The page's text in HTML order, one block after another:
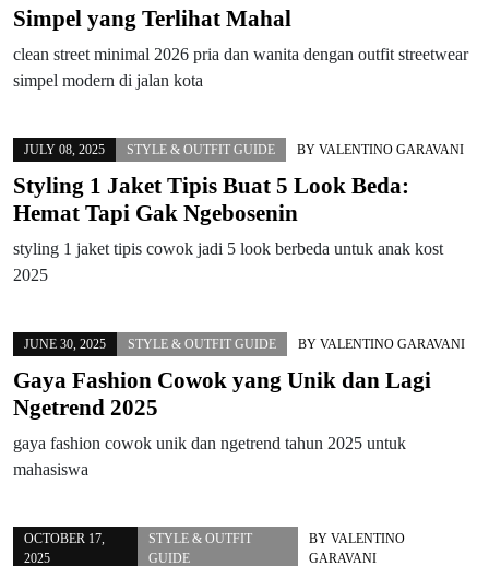
Simpel yang Terlihat Mahal
clean street minimal 2026 pria dan wanita dengan outfit streetwear
simpel modern di jalan kota
JULY 08, 2025 STYLE & OUTFIT GUIDE BY VALENTINO GARAVANI
Styling 1 Jaket Tipis Buat 5 Look Beda:
Hemat Tapi Gak Ngebosenin
styling 1 jaket tipis cowok jadi 5 look berbeda untuk anak kost
2025
JUNE 30, 2025 STYLE & OUTFIT GUIDE BY VALENTINO GARAVANI
Gaya Fashion Cowok yang Unik dan Lagi
Ngetrend 2025
gaya fashion cowok unik dan ngetrend tahun 2025 untuk
mahasiswa
OCTOBER 17,
2025
STYLE & OUTFIT
GUIDE
BYVALENTINO
GARAVANI